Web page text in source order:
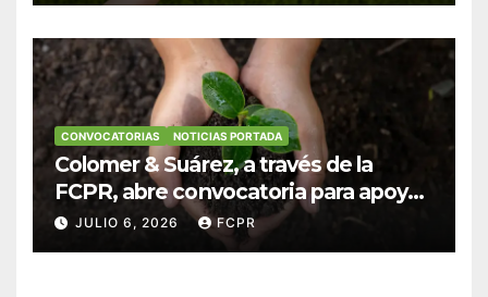
CONVOCATORIAS NOTICIAS PORTADA
Colomer & Suárez, a través de la
FCPR, abre convocatoria para apoyar
proyectos de seguridad alimentaria
JULIO 6, 2026 FCPR